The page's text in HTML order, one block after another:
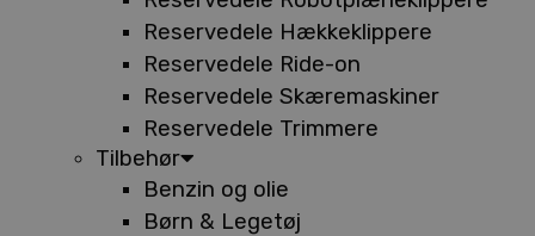
Reservedele Hækkeklippere
Reservedele Ride-on
Reservedele Skæremaskiner
Reservedele Trimmere
Tilbehør
Benzin og olie
Børn & Legetøj